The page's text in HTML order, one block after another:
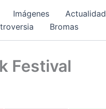
Imágenes Actualidad
Bromas
Festival